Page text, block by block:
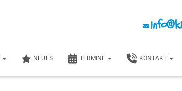
NEUES TERMINE KONTAKT